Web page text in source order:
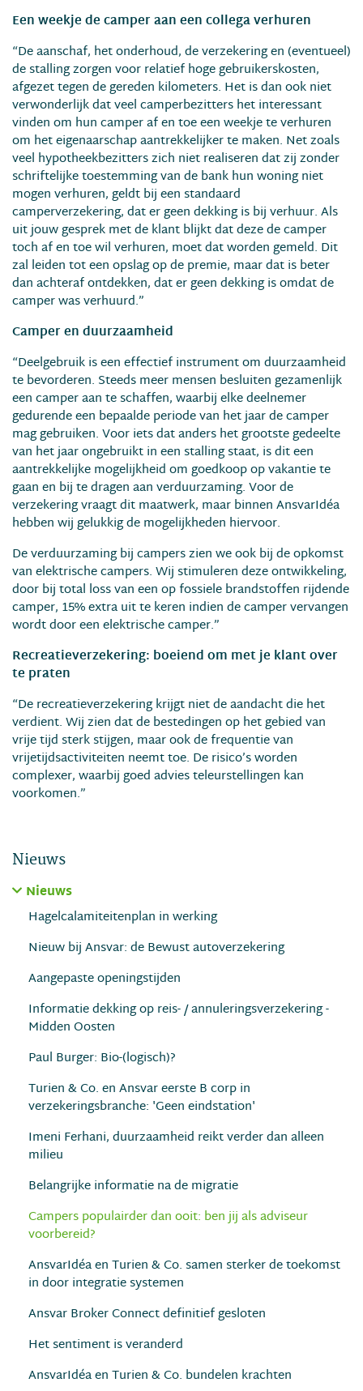
Een weekje de camper aan een collega verhuren
“De aanschaf, het onderhoud, de verzekering en (eventueel)
de stalling zorgen voor relatief hoge gebruikerskosten,
afgezet tegen de gereden kilometers. Het is dan ook niet
verwonderlijk dat veel camperbezitters het interessant
vinden om hun camper af en toe een weekje te verhuren
om het eigenaarschap aantrekkelijker te maken. Net zoals
veel hypotheekbezitters zich niet realiseren dat zij zonder
schriftelijke toestemming van de bank hun woning niet
mogen verhuren, geldt bij een standaard
camperverzekering, dat er geen dekking is bij verhuur. Als
uit jouw gesprek met de klant blijkt dat deze de camper
toch af en toe wil verhuren, moet dat worden gemeld. Dit
zal leiden tot een opslag op de premie, maar dat is beter
dan achteraf ontdekken, dat er geen dekking is omdat de
camper was verhuurd.”
Camper en duurzaamheid
“Deelgebruik is een effectief instrument om duurzaamheid
te bevorderen. Steeds meer mensen besluiten gezamenlijk
een camper aan te schaffen, waarbij elke deelnemer
gedurende een bepaalde periode van het jaar de camper
mag gebruiken. Voor iets dat anders het grootste gedeelte
van het jaar ongebruikt in een stalling staat, is dit een
aantrekkelijke mogelijkheid om goedkoop op vakantie te
gaan en bij te dragen aan verduurzaming. Voor de
verzekering vraagt dit maatwerk, maar binnen AnsvarIdéa
hebben wij gelukkig de mogelijkheden hiervoor.
De verduurzaming bij campers zien we ook bij de opkomst
van elektrische campers. Wij stimuleren deze ontwikkeling,
door bij total loss van een op fossiele brandstoffen rijdende
camper, 15% extra uit te keren indien de camper vervangen
wordt door een elektrische camper.”
Recreatieverzekering: boeiend om met je klant over
te praten
“De recreatieverzekering krijgt niet de aandacht die het
verdient. Wij zien dat de bestedingen op het gebied van
vrije tijd sterk stijgen, maar ook de frequentie van
vrijetijdsactiviteiten neemt toe. De risico’s worden
complexer, waarbij goed advies teleurstellingen kan
voorkomen.”
Nieuws
Nieuws
Hagelcalamiteitenplan in werking
Nieuw bij Ansvar: de Bewust autoverzekering
Aangepaste openingstijden
Informatie dekking op reis- / annuleringsverzekering -
Midden Oosten
Paul Burger: Bio-(logisch)?
Turien & Co. en Ansvar eerste B corp in
verzekeringsbranche: 'Geen eindstation'
Imeni Ferhani, duurzaamheid reikt verder dan alleen
milieu
Belangrijke informatie na de migratie
Campers populairder dan ooit: ben jij als adviseur
voorbereid?
AnsvarIdéa en Turien & Co. samen sterker de toekomst
in door integratie systemen
Ansvar Broker Connect definitief gesloten
Het sentiment is veranderd
AnsvarIdéa en Turien & Co. bundelen krachten